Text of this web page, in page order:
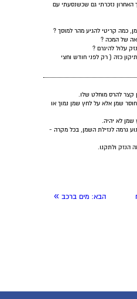
האחרון נזכרתי גם שכשנסעתי עם
כמה קריטי להגיע מהר למוסך ?
של המכה ?
עלול להיגרם ?
כזה ( רק לפני חודש וחצי
קצר להרס מוחלט שלו.
שמן אלא על לחץ שמן נמוך או
שמן לא יהיה.
גרמה לנזילת השמן, בכל מקרה -
הנזק ולתקנו.
הבא: מים ברכב »